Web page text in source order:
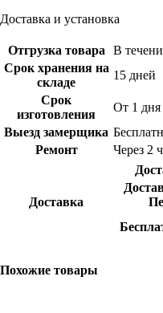
Доставка и установка
Отгрузка товара
В
Срок хранения на
складе
15 дней
Срок
изготовления
От 1 дня
Выезд замерщика
Ремонт
Через 2
Доставка
Похожие товары